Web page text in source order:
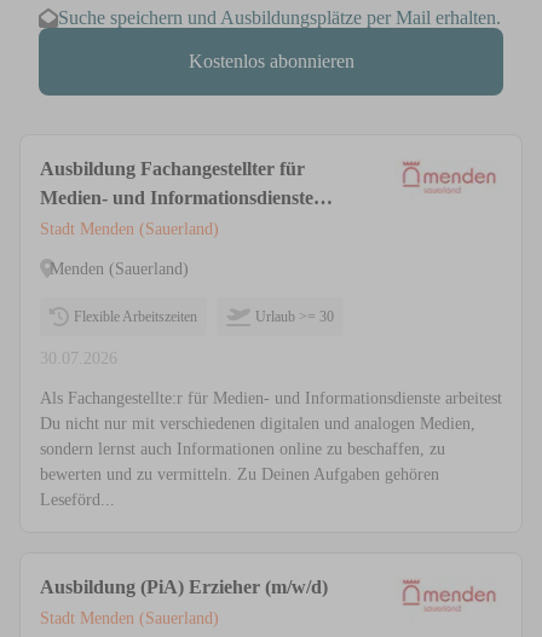
Suche speichern und Ausbildungsplätze per Mail erhalten.
Kostenlos abonnieren
Ausbildung Fachangestellter für
Medien- und Informationsdienste
(m/w/d)
Stadt Menden (Sauerland)
Menden (Sauerland)
Flexible Arbeitszeiten Urlaub >= 30
30.07.2026
Als Fachangestellte:r für Medien- und Informationsdienste arbeitest
Du nicht nur mit verschiedenen digitalen und analogen Medien,
sondern lernst auch Informationen online zu beschaffen, zu
bewerten und zu vermitteln. Zu Deinen Aufgaben gehören
Leseförd...
Ausbildung (PiA) Erzieher (m/w/d)
Stadt Menden (Sauerland)